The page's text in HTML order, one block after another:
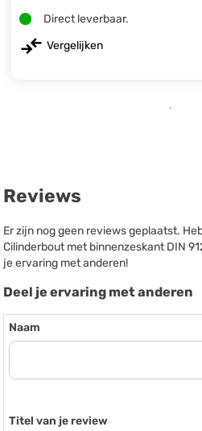
Direct leverbaar.
Vergelijken
Reviews
Er zijn nog geen reviews geplaatst.
Cilinderbout met binnenzeskant DIN
je ervaring met anderen!
Deel je ervaring met anderen
Naam
Titel van je review